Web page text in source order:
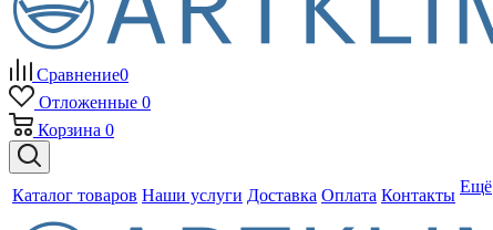
Сравнение0
Отложенные 0
Корзина 0
Каталог товаров Наши услуги Доставка Оплата Контакты Ещё